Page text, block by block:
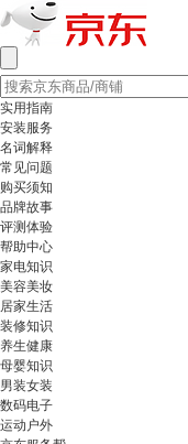
实用指南
安装服务
名词解释
常见问题
购买须知
品牌故事
评测体验
帮助中心
家电知识
美容美妆
居家生活
装修知识
养生健康
母婴知识
男装女装
数码电子
运动户外